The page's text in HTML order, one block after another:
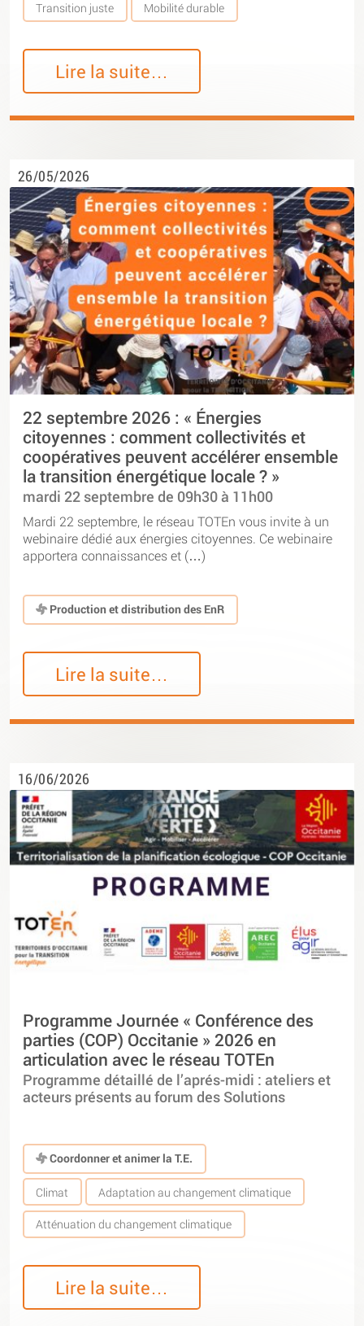
Transition juste Mobilité durable
Lire la suite…
26/05/2026
22 septembre 2026 : « Énergies
citoyennes : comment collectivités et
coopératives peuvent accélérer ensemble
la transition énergétique locale ? »
mardi 22 septembre de 09h30 à 11h00
Mardi 22 septembre, le réseau TOTEn vous invite à un
webinaire dédié aux énergies citoyennes. Ce webinaire
apportera connaissances et (…)
Production et distribution des EnR
Lire la suite…
16/06/2026
Programme Journée « Conférence des
parties (COP) Occitanie » 2026 en
articulation avec le réseau TOTEn
Programme détaillé de l’aprés-midi : ateliers et
acteurs présents au forum des Solutions
Coordonner et animer la T.E.
Climat Adaptation au changement climatique
Atténuation du changement climatique
Lire la suite…